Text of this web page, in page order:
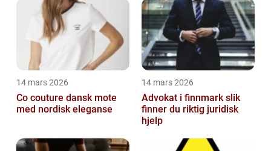
14 mars 2026
Co couture dansk mote
med nordisk eleganse
14 mars 2026
Advokat i finnmark slik
finner du riktig juridisk
hjelp